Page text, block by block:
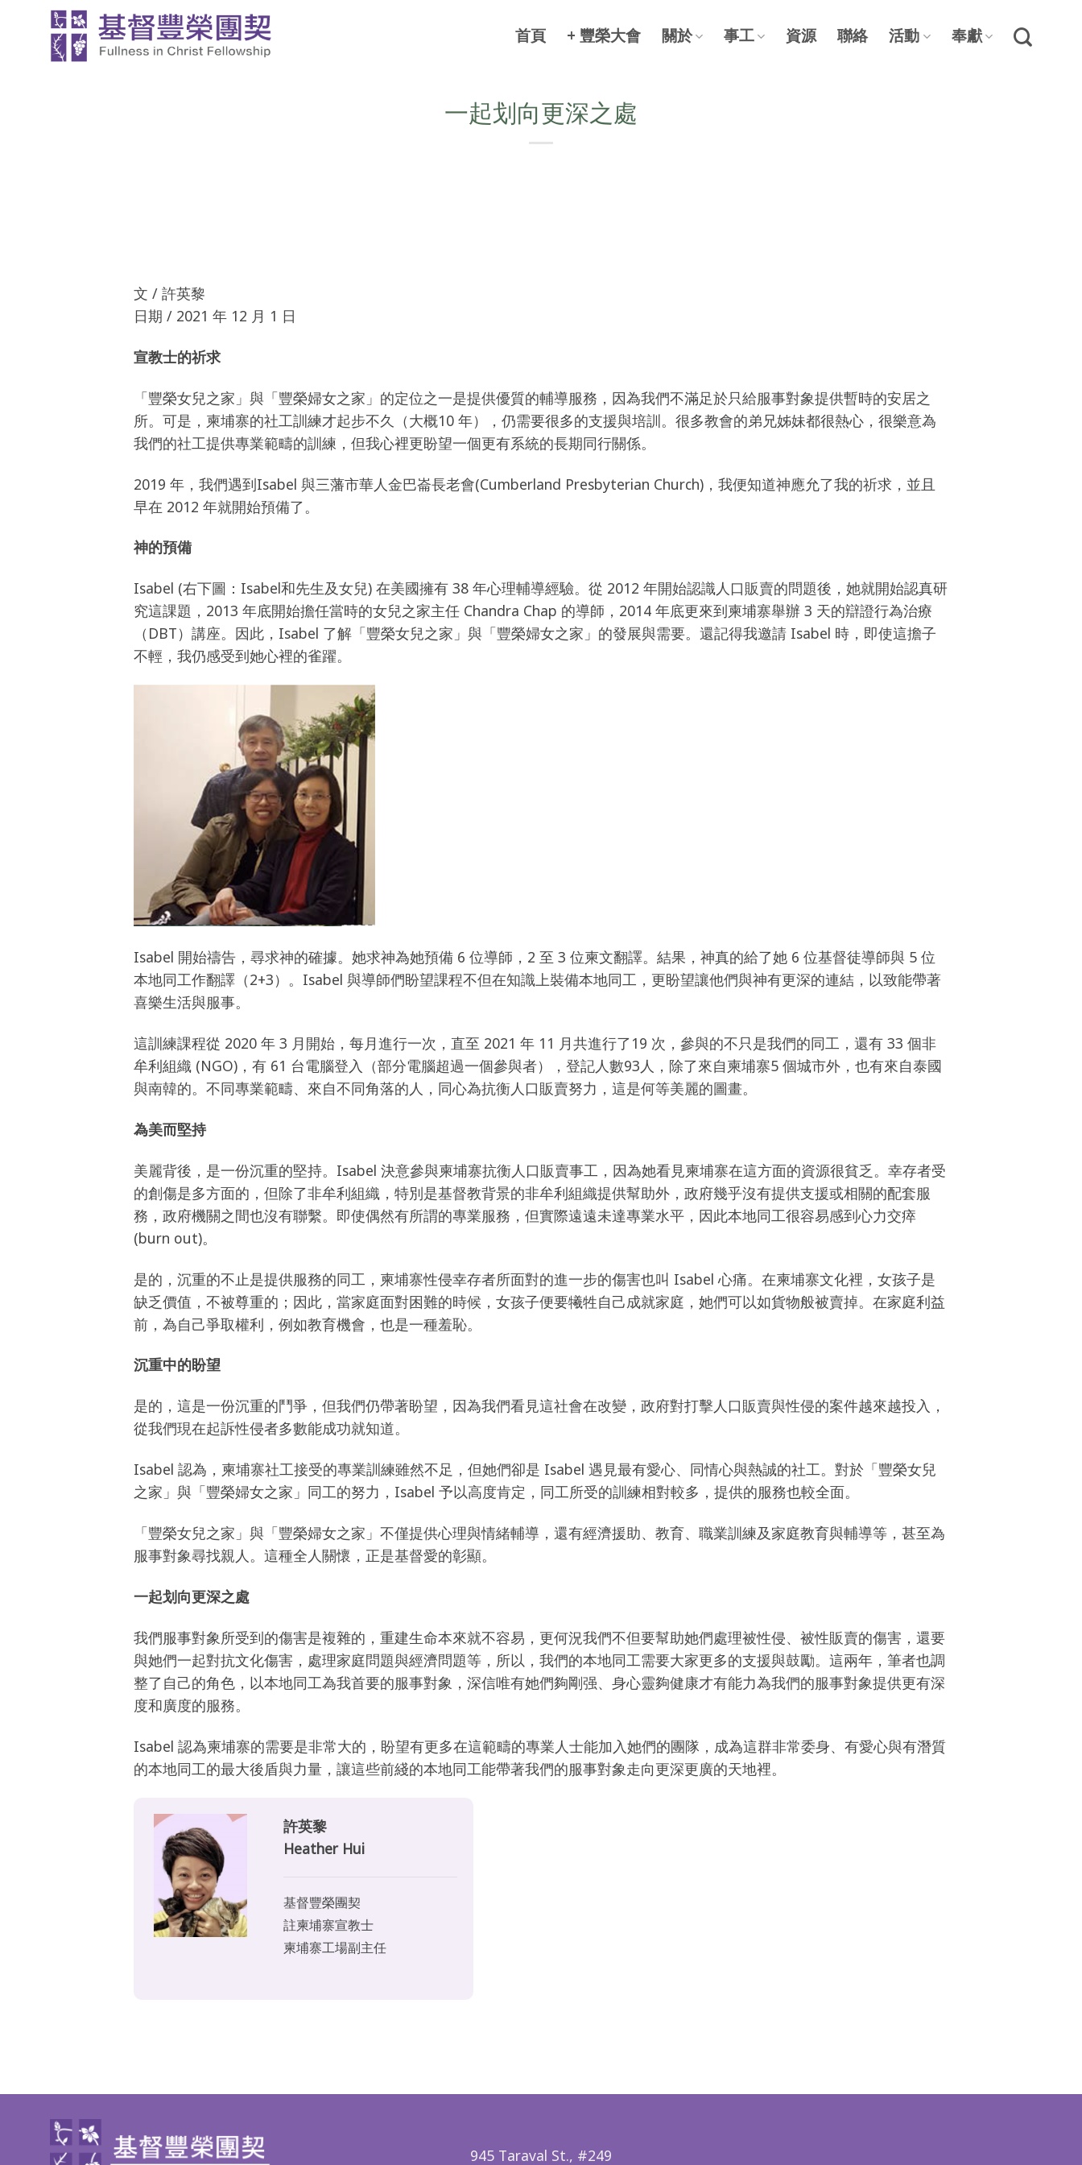
首頁 + 豐榮大會 關於 事工 資源 聯絡 活動 奉獻
一起划向更深之處
文 / 許英黎
日期 / 2021 年 12 月 1 日
宣教士的祈求
「豐榮女兒之家」與「豐榮婦女之家」的定位之一是提供優質的輔導服務，因為我們不滿足於只給服事對象提供暫時的安居之
所。可是，柬埔寨的社工訓練才起步不久（大概10 年），仍需要很多的支援與培訓。很多教會的弟兄姊妹都很熱心，很樂意為
我們的社工提供專業範疇的訓練，但我心裡更盼望一個更有系統的長期同行關係。
2019 年，我們遇到Isabel 與三藩市華人金巴崙長老會(Cumberland Presbyterian Church)，我便知道神應允了我的祈求，並且
早在 2012 年就開始預備了。
神的預備
Isabel (右下圖：Isabel和先生及女兒) 在美國擁有 38 年心理輔導經驗。從 2012 年開始認識人口販賣的問題後，她就開始認真研
究這課題，2013 年底開始擔任當時的女兒之家主任 Chandra Chap 的導師，2014 年底更來到柬埔寨舉辦 3 天的辯證行為治療
（DBT）講座。因此，Isabel 了解「豐榮女兒之家」與「豐榮婦女之家」的發展與需要。還記得我邀請 Isabel 時，即使這擔子
不輕，我仍感受到她心裡的雀躍。
Isabel 開始禱告，尋求神的確據。她求神為她預備 6 位導師，2 至 3 位柬文翻譯。結果，神真的給了她 6 位基督徒導師與 5 位
本地同工作翻譯（2+3）。Isabel 與導師們盼望課程不但在知識上裝備本地同工，更盼望讓他們與神有更深的連結，以致能帶著
喜樂生活與服事。
這訓練課程從 2020 年 3 月開始，每月進行一次，直至 2021 年 11 月共進行了19 次，參與的不只是我們的同工，還有 33 個非
牟利組織 (NGO)，有 61 台電腦登入（部分電腦超過一個參與者），登記人數93人，除了來自柬埔寨5 個城市外，也有來自泰國
與南韓的。不同專業範疇、來自不同角落的人，同心為抗衡人口販賣努力，這是何等美麗的圖畫。
為美而堅持
美麗背後，是一份沉重的堅持。Isabel 決意參與柬埔寨抗衡人口販賣事工，因為她看見柬埔寨在這方面的資源很貧乏。幸存者受
的創傷是多方面的，但除了非牟利組織，特別是基督教背景的非牟利組織提供幫助外，政府幾乎沒有提供支援或相關的配套服
務，政府機關之間也沒有聯繫。即使偶然有所謂的專業服務，但實際遠遠未達專業水平，因此本地同工很容易感到心力交瘁
(burn out)。
是的，沉重的不止是提供服務的同工，柬埔寨性侵幸存者所面對的進一步的傷害也叫 Isabel 心痛。在柬埔寨文化裡，女孩子是
缺乏價值，不被尊重的；因此，當家庭面對困難的時候，女孩子便要犧牲自己成就家庭，她們可以如貨物般被賣掉。在家庭利益
前，為自己爭取權利，例如教育機會，也是一種羞恥。
沉重中的盼望
是的，這是一份沉重的鬥爭，但我們仍帶著盼望，因為我們看見這社會在改變，政府對打擊人口販賣與性侵的案件越來越投入，
從我們現在起訴性侵者多數能成功就知道。
Isabel 認為，柬埔寨社工接受的專業訓練雖然不足，但她們卻是 Isabel 遇見最有愛心、同情心與熱誠的社工。對於「豐榮女兒
之家」與「豐榮婦女之家」同工的努力，Isabel 予以高度肯定，同工所受的訓練相對較多，提供的服務也較全面。
「豐榮女兒之家」與「豐榮婦女之家」不僅提供心理與情緒輔導，還有經濟援助、教育、職業訓練及家庭教育與輔導等，甚至為
服事對象尋找親人。這種全人關懷，正是基督愛的彰顯。
一起划向更深之處
我們服事對象所受到的傷害是複雜的，重建生命本來就不容易，更何況我們不但要幫助她們處理被性侵、被性販賣的傷害，還要
與她們一起對抗文化傷害，處理家庭問題與經濟問題等，所以，我們的本地同工需要大家更多的支援與鼓勵。這兩年，筆者也調
整了自己的角色，以本地同工為我首要的服事對象，深信唯有她們夠剛强、身心靈夠健康才有能力為我們的服事對象提供更有深
度和廣度的服務。
Isabel 認為柬埔寨的需要是非常大的，盼望有更多在這範疇的專業人士能加入她們的團隊，成為這群非常委身、有愛心與有潛質
的本地同工的最大後盾與力量，讓這些前綫的本地同工能帶著我們的服事對象走向更深更廣的天地裡。
許英黎
Heather Hui
基督豐榮團契
註柬埔寨宣教士
柬埔寨工場副主任
945 Taraval St., #249